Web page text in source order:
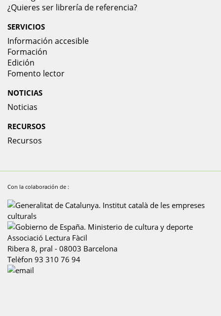
¿Quieres ser librería de referencia?
SERVICIOS
Información accesible
Formación
Edición
Fomento lector
NOTICIAS
Noticias
RECURSOS
Recursos
Con la colaboración de :
Associació Lectura Fàcil
Ribera 8, pral - 08003 Barcelona
Telèfon 93 310 76 94